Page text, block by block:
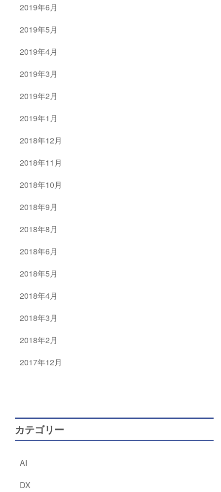
2019年6月
2019年5月
2019年4月
2019年3月
2019年2月
2019年1月
2018年12月
2018年11月
2018年10月
2018年9月
2018年8月
2018年6月
2018年5月
2018年4月
2018年3月
2018年2月
2017年12月
カテゴリー
AI
DX